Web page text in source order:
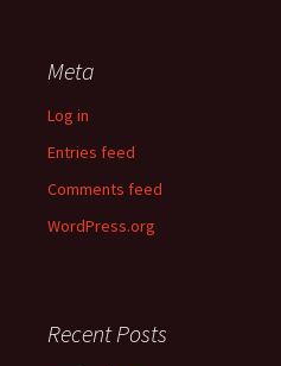
Meta
Log in
Entries feed
Comments feed
WordPress.org
Recent Posts